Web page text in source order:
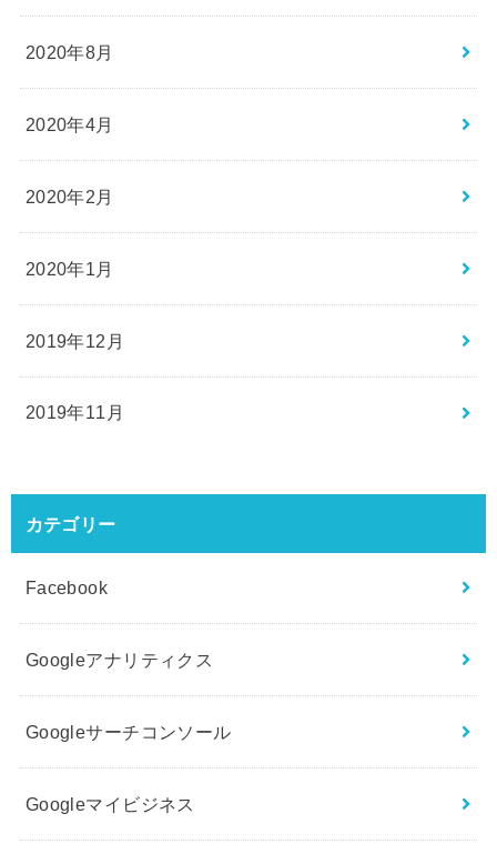
2020年8月
2020年4月
2020年2月
2020年1月
2019年12月
2019年11月
カテゴリー
Facebook
Googleアナリティクス
Googleサーチコンソール
Googleマイビジネス